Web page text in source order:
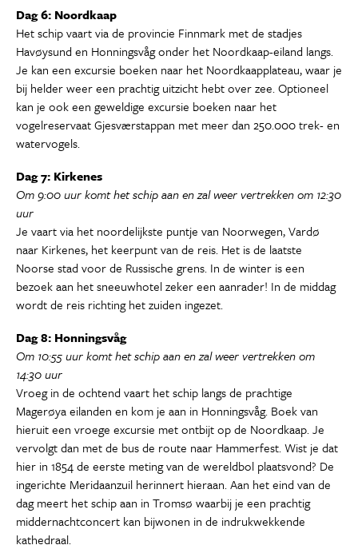
Dag 6: Noordkaap
Het schip vaart via de provincie Finnmark met de stadjes
Havøysund en Honningsvåg onder het Noordkaap-eiland langs.
Je kan een excursie boeken naar het Noordkaapplateau, waar je
bij helder weer een prachtig uitzicht hebt over zee. Optioneel
kan je ook een geweldige excursie boeken naar het
vogelreservaat Gjesværstappan met meer dan 250.000 trek- en
watervogels.
Dag 7: Kirkenes
Om 9:00 uur komt het schip aan en zal weer vertrekken om 12:30
uur
Je vaart via het noordelijkste puntje van Noorwegen, Vardø
naar Kirkenes, het keerpunt van de reis. Het is de laatste
Noorse stad voor de Russische grens. In de winter is een
bezoek aan het sneeuwhotel zeker een aanrader! In de middag
wordt de reis richting het zuiden ingezet.
Dag 8: Honningsvåg
Om 10:55 uur komt het schip aan en zal weer vertrekken om
14:30 uur
Vroeg in de ochtend vaart het schip langs de prachtige
Magerøya eilanden en kom je aan in Honningsvåg. Boek van
hieruit een vroege excursie met ontbijt op de Noordkaap. Je
vervolgt dan met de bus de route naar Hammerfest. Wist je dat
hier in 1854 de eerste meting van de wereldbol plaatsvond? De
ingerichte Meridaanzuil herinnert hieraan. Aan het eind van de
dag meert het schip aan in Tromsø waarbij je een prachtig
middernachtconcert kan bijwonen in de indrukwekkende
kathedraal.